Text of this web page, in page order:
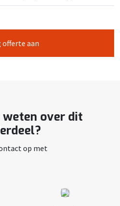
offerte aan
over dit
op met